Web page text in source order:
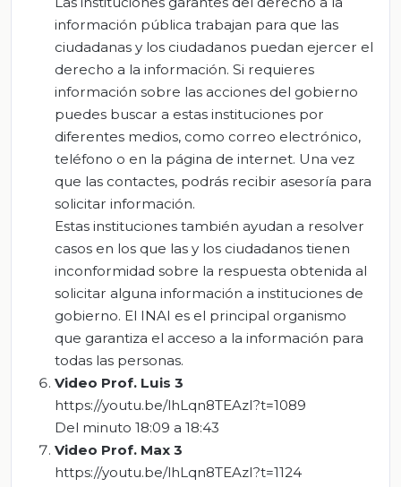
información pública trabajan para que las
ciudadanas y los ciudadanos puedan ejercer el
derecho a la información. Si requieres
información sobre las acciones del gobierno
puedes buscar a estas instituciones por
diferentes medios, como correo electrónico,
teléfono o en la página de internet. Una vez
que las contactes, podrás recibir asesoría para
solicitar información.
Estas instituciones también ayudan a resolver
casos en los que las y los ciudadanos tienen
inconformidad sobre la respuesta obtenida al
solicitar alguna información a instituciones de
gobierno. El INAI es el principal organismo
que garantiza el acceso a la información para
todas las personas.
Video Prof. Luis 3
https://youtu.be/lhLqn8TEAzI?t=1089
Del minuto 18:09 a 18:43
Video Prof. Max 3
https://youtu.be/lhLqn8TEAzI?t=1124